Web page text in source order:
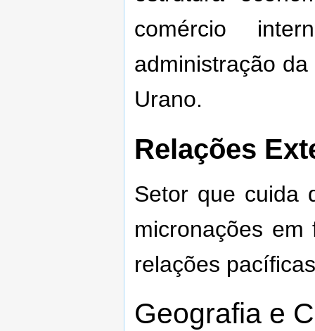
comércio
administração
Urano.
Relações
Setor que cuida
micronações
relações
Geografia e